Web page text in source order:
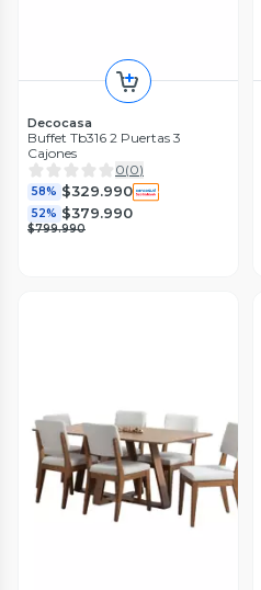
Decocasa
Buffet Tb316 2 Puertas 3
Cajones
0(0)
58% $329.990
52% $379.990
$799.990